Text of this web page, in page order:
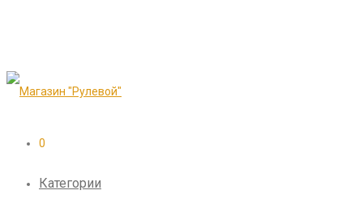
0
Категории